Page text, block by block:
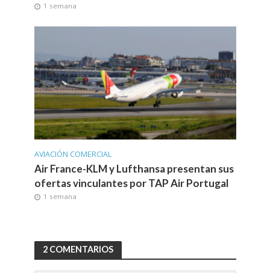
1 semana
AVIACIÓN COMERCIAL
Air France-KLM y Lufthansa presentan sus
ofertas vinculantes por TAP Air Portugal
1 semana
2 COMENTARIOS